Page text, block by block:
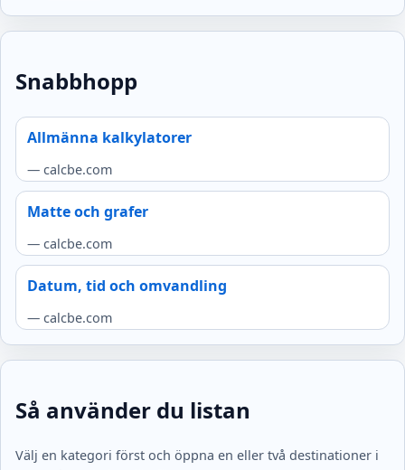
Snabbhopp
Allmänna kalkylatorer
— calcbe.com
Matte och grafer
— calcbe.com
Datum, tid och omvandling
— calcbe.com
Så använder du listan
Välj en kategori först och öppna en eller två destinationer i